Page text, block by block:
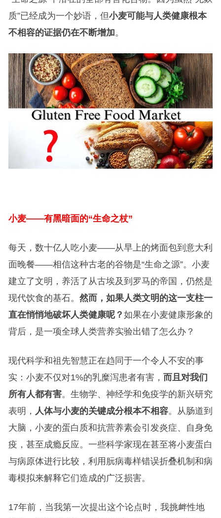
质”已经成为一个妙语，但小麦可能与人类健康根本
不相容的证据仍在不断增加。
小麦——有黑暗面的“生命之杖”
每天，数十亿人吃小麦——从早上的烤面包到意大利
面晚餐——相信这种古老的谷物是“生命之源”。小麦
建立了文明，养活了从古埃及到罗马的帝国，仍然是
现代饮食的基石。 然而，如果人类文明的这一支柱一
直在悄悄地破坏人类健康呢？ 如果在小麦健康形象的
背后，是一项全球人类营养实验出错了怎么办？
现代科学和祖先智慧正在趋同于一个令人不安的事
实：小麦不仅对1%的乳糜泻患者有害， 而且对我们
所有人都有害。生物学、神经学和免疫学的新兴研究
表明， 人体与小麦的关键成分根本不相容。从肠道到
大脑，小麦的蛋白质和抗营养素会引发炎症、自身免
疫，甚至成瘾反应。一些科学家现在甚至将小麦蛋白
与病原体进行比较，利用朊病毒样错误折叠机制和病
毒模拟来解释它们造成的广泛损害。
17年前，当我第一次提出这个论点时，我挑衅性地